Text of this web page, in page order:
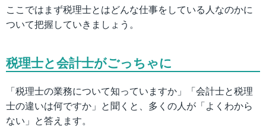
ここではまず税理士とはどんな仕事をしている人なのかに
ついて把握していきましょう。
税理士と会計士がごっちゃに
「税理士の業務について知っていますか」「会計士と税理
士の違いは何ですか」と聞くと、多くの人が「よくわから
ない」と答えます。